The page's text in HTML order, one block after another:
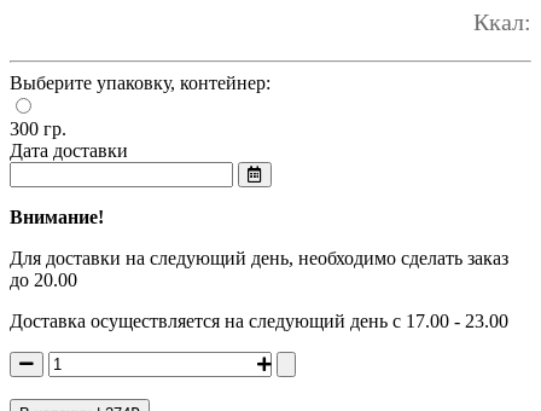
Ккал:
Выберите упаковку, контейнер:
300 гр.
Дата доставки
Внимание!
Для доставки на следующий день, необходимо сделать заказ
до 20.00
Доставка осуществляется на следующий день с 17.00 - 23.00